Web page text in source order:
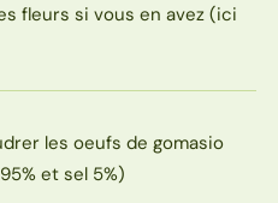
fleurs si vous en avez (ici
les oeufs de gomasio
et sel 5%)